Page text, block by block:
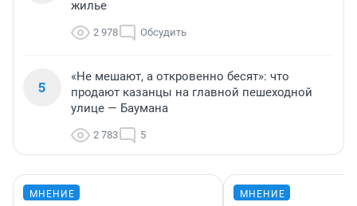
жилье
2 978 Обсудить
5
«Не мешают, а откровенно бесят»: что
продают казанцы на главной пешеходной
улице — Баумана
2 783 5
МНЕНИЕ МНЕНИЕ